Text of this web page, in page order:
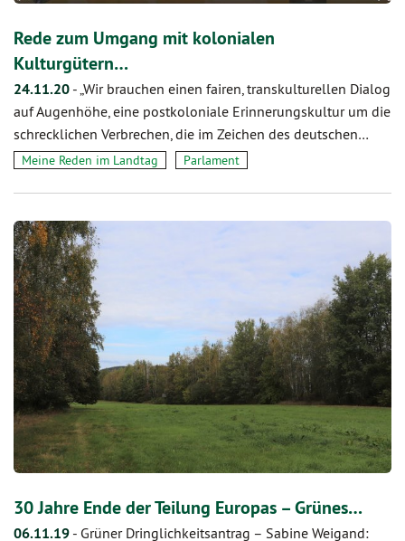
Rede zum Umgang mit kolonialen
Kulturgütern…
24.11.20 - „Wir brauchen einen fairen, transkulturellen Dialog
auf Augenhöhe, eine postkoloniale Erinnerungskultur um die
schrecklichen Verbrechen, die im Zeichen des deutschen…
Meine Reden im Landtag Parlament
30 Jahre Ende der Teilung Europas – Grünes…
06.11.19 - Grüner Dringlichkeitsantrag – Sabine Weigand: